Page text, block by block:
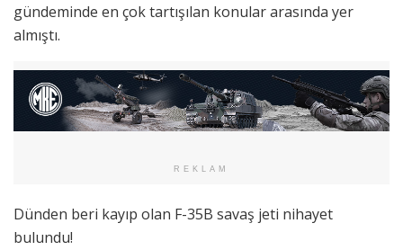
gündeminde en çok tartışılan konular arasında yer
almıştı.
REKLAM
Dünden beri kayıp olan F-35B savaş jeti nihayet
bulundu!